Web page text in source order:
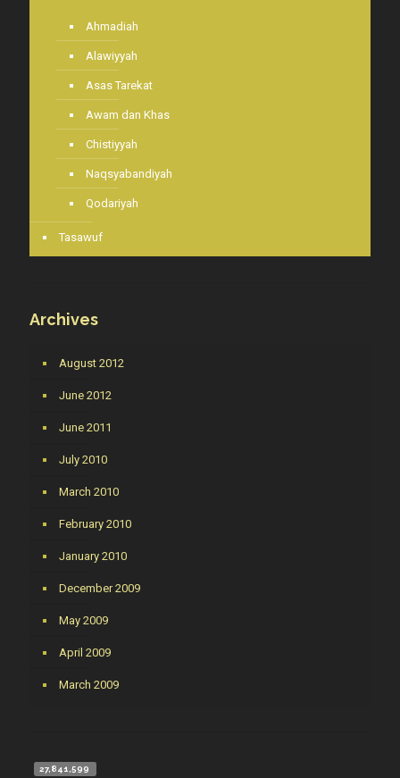
Ahmadiah
Alawiyyah
Asas Tarekat
Awam dan Khas
Chistiyyah
Naqsyabandiyah
Qodariyah
Tasawuf
Archives
August 2012
June 2012
June 2011
July 2010
March 2010
February 2010
January 2010
December 2009
May 2009
April 2009
March 2009
27,841,599